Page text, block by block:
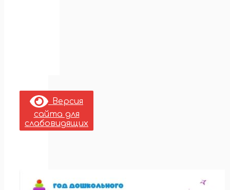
Версия
сайта для
слабовидящих